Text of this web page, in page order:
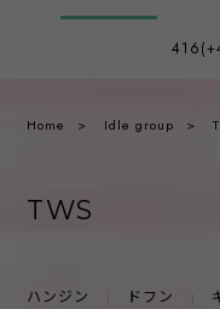
Home Idle group
TWS
ハンジン ドフン